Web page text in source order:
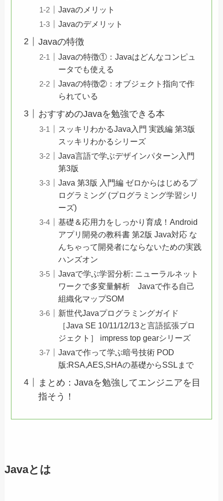
Javaのメリット
Javaのデメリット
Javaの特徴
Javaの特徴①：Javaはどんなコンピュ
ータでも使える
Javaの特徴②：オブジェクト指向で作
られている
おすすめのJavaを勉強できる本
スッキリわかるJava入門 実践編 第3版
スッキリわかるシリーズ
Java言語で学ぶデザインパターン入門
第3版
Java 第3版 入門編 ゼロからはじめるプ
ログラミング (プログラミング学習シリ
ーズ)
基礎＆応用力をしっかり育成！Android
アプリ開発の教科書 第2版 Java対応 な
んちゃって開発者にならないための実践
ハンズオン
Javaで学ぶ学習分析: ニューラルネット
ワークで多変量解析 Javaで作る自己
組織化マップSOM
新世代Javaプログラミングガイド
［Java SE 10/11/12/13と言語拡張プロ
ジェクト］ impress top gearシリーズ
Javaで作って学ぶ暗号技術 POD
版:RSA,AES,SHAの基礎からSSLまで
まとめ：Javaを勉強してエンジニアを目
指そう！
Javaとは